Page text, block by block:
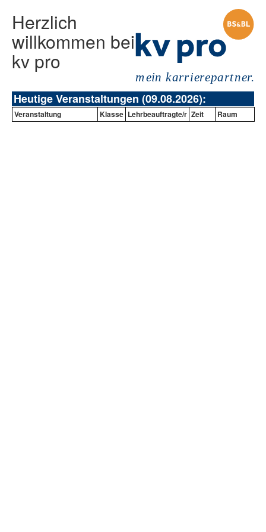
Herzlich
willkommen bei
kv pro
Heutige Veranstaltungen (09.08.2026):
Veranstaltung Klasse Lehrbeauftragte/r Zeit Raum